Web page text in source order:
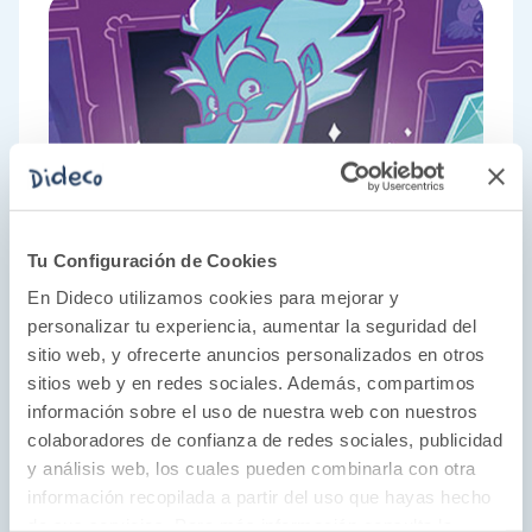
Tu Configuración de Cookies
En Dideco utilizamos cookies para mejorar y
personalizar tu experiencia, aumentar la seguridad del
sitio web, y ofrecerte anuncios personalizados en otros
sitios web y en redes sociales. Además, compartimos
información sobre el uso de nuestra web con nuestros
colaboradores de confianza de redes sociales, publicidad
y análisis web, los cuales pueden combinarla con otra
información recopilada a partir del uso que hayas hecho